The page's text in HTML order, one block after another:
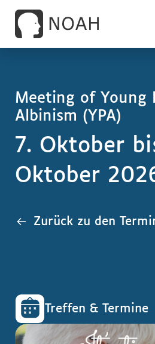
Meeting of Young
Albinism (YPA)
7. Oktober
Oktober
Zurück zu den
Treffen & Termine